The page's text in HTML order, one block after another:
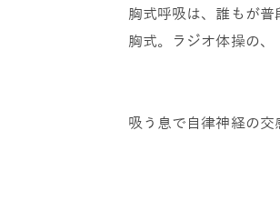
胸式呼吸は、誰もが
胸式。ラジオ体操の
吸う息で自律神経の